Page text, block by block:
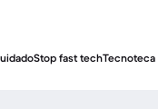
Stop fast techTecnoteca